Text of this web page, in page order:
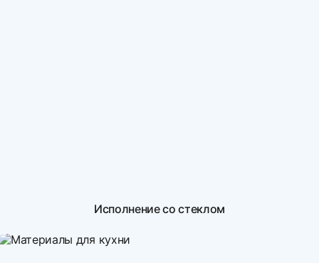
Исполнение со стеклом